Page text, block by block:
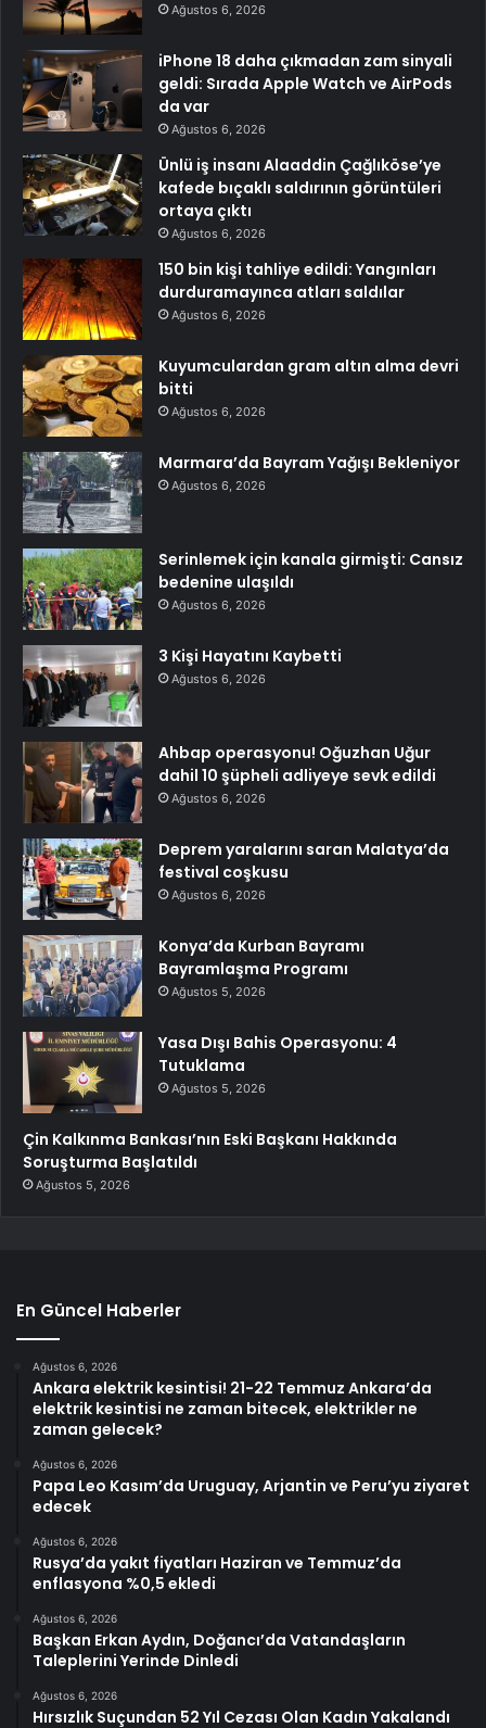
Ağustos 6, 2026
iPhone 18 daha çıkmadan zam sinyali
geldi: Sırada Apple Watch ve AirPods
da var
Ağustos 6, 2026
Ünlü iş insanı Alaaddin Çağlıköse’ye
kafede bıçaklı saldırının görüntüleri
ortaya çıktı
Ağustos 6, 2026
150 bin kişi tahliye edildi: Yangınları
durduramayınca atları saldılar
Ağustos 6, 2026
Kuyumculardan gram altın alma devri
bitti
Ağustos 6, 2026
Marmara’da Bayram Yağışı Bekleniyor
Ağustos 6, 2026
Serinlemek için kanala girmişti: Cansız
bedenine ulaşıldı
Ağustos 6, 2026
3 Kişi Hayatını Kaybetti
Ağustos 6, 2026
Ahbap operasyonu! Oğuzhan Uğur
dahil 10 şüpheli adliyeye sevk edildi
Ağustos 6, 2026
Deprem yaralarını saran Malatya’da
festival coşkusu
Ağustos 6, 2026
Konya’da Kurban Bayramı
Bayramlaşma Programı
Ağustos 5, 2026
Yasa Dışı Bahis Operasyonu: 4
Tutuklama
Ağustos 5, 2026
Çin Kalkınma Bankası’nın Eski Başkanı Hakkında
Soruşturma Başlatıldı
Ağustos 5, 2026
En Güncel Haberler
Ağustos 6, 2026
Ankara elektrik kesintisi! 21-22 Temmuz Ankara’da
elektrik kesintisi ne zaman bitecek, elektrikler ne
zaman gelecek?
Ağustos 6, 2026
Papa Leo Kasım’da Uruguay, Arjantin ve Peru’yu ziyaret
edecek
Ağustos 6, 2026
Rusya’da yakıt fiyatları Haziran ve Temmuz’da
enflasyona %0,5 ekledi
Ağustos 6, 2026
Başkan Erkan Aydın, Doğancı’da Vatandaşların
Taleplerini Yerinde Dinledi
Ağustos 6, 2026
Hırsızlık Suçundan 52 Yıl Cezası Olan Kadın Yakalandı